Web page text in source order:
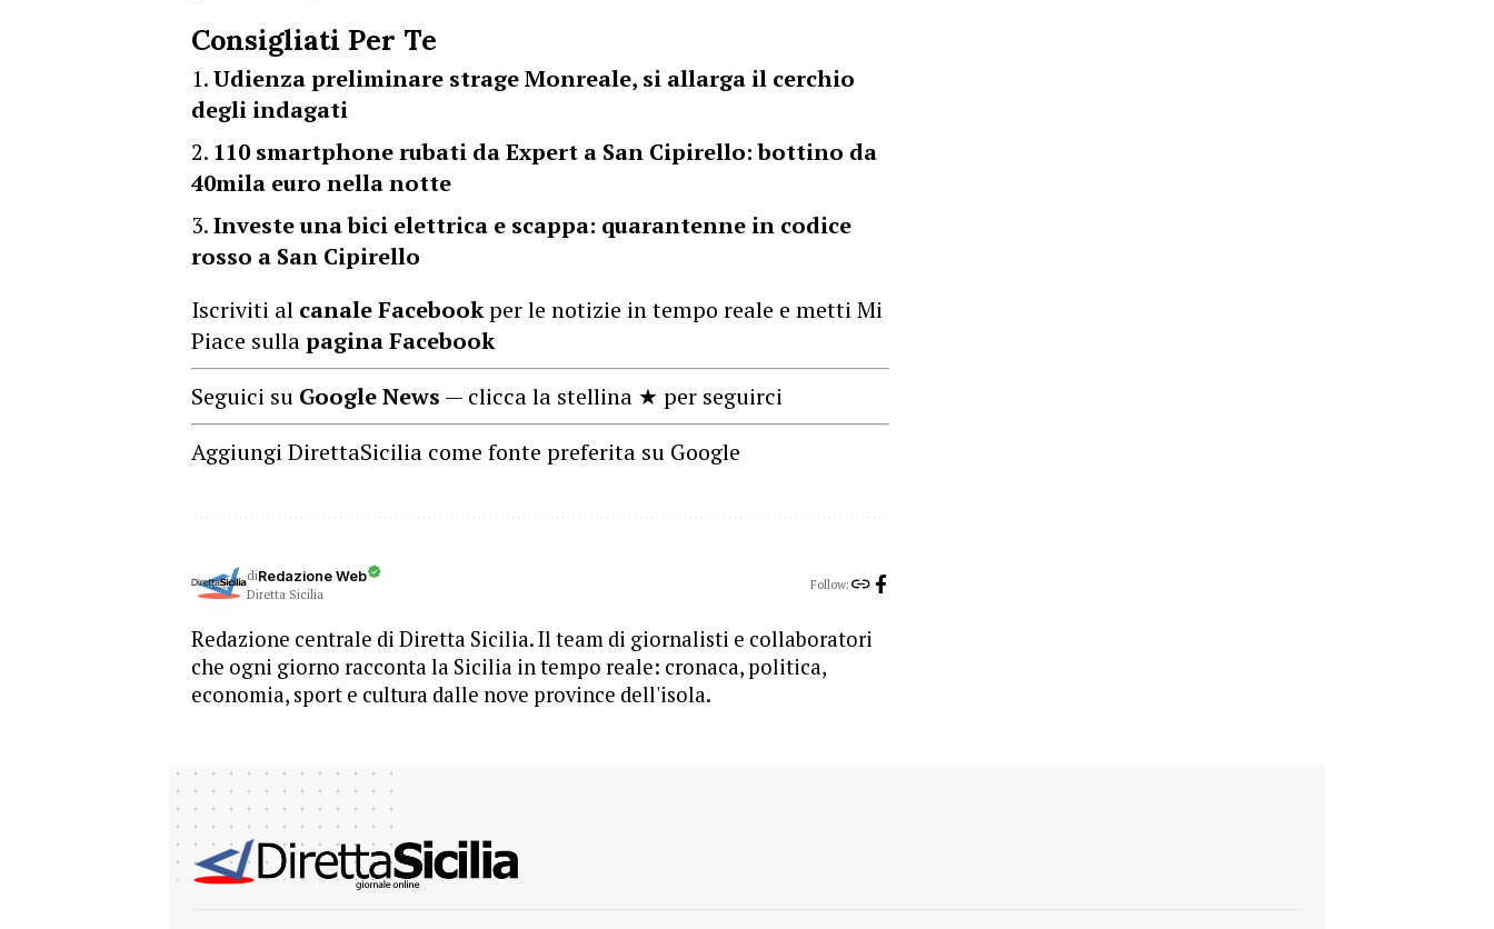
Consigliati Per Te
Udienza preliminare strage Monreale, si allarga il cerchio
degli indagati
110 smartphone rubati da Expert a San Cipirello: bottino da
40mila euro nella notte
Investe una bici elettrica e scappa: quarantenne in codice
rosso a San Cipirello
Iscriviti al canale Facebookper le notizie in tempo reale e metti Mi
Piace sullapagina Facebook
Seguici su Google News — clicca la stellina ★ per seguirci
Aggiungi DirettaSicilia come fonte preferita su Google
diRedazione Web
Diretta Sicilia
Follow:
Redazione centrale di Diretta Sicilia. Il team di giornalisti e collaboratori
che ogni giorno racconta la Sicilia in tempo reale: cronaca, politica,
economia, sport e cultura dalle nove province dell'isola.